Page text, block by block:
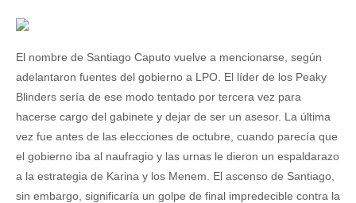
El nombre de Santiago Caputo vuelve a mencionarse, según
adelantaron fuentes del gobierno a LPO. El líder de los Peaky
Blinders sería de ese modo tentado por tercera vez para
hacerse cargo del gabinete y dejar de ser un asesor. La última
vez fue antes de las elecciones de octubre, cuando parecía que
el gobierno iba al naufragio y las urnas le dieron un espaldarazo
a la estrategia de Karina y los Menem. El ascenso de Santiago,
sin embargo, significaría un golpe de final impredecible contra la